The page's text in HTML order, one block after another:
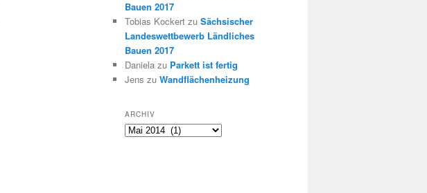
Bauen 2017
Tobias Kockert zu Sächsischer
Landeswettbewerb Ländliches
Bauen 2017
Daniela zu Parkett ist fertig
Jens zu Wandflächenheizung
ARCHIV
Archiv